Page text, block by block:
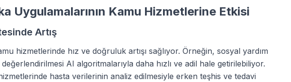
Uygulamalarının Kamu Hizmetlerine Etkisi
Artış
hizmetlerinde hız ve doğruluk artışı sağlıyor. Örneğin, sosyal yardım
değerlendirilmesi AI algoritmalarıyla daha hızlı ve adil hale getirilebiliyor.
hasta verilerinin analiz edilmesiyle erken teşhis ve tedavi